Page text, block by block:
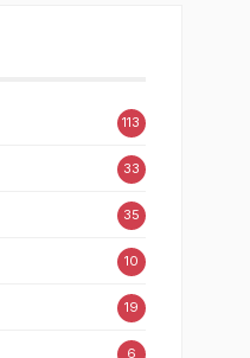
113
33
35
10
19
6